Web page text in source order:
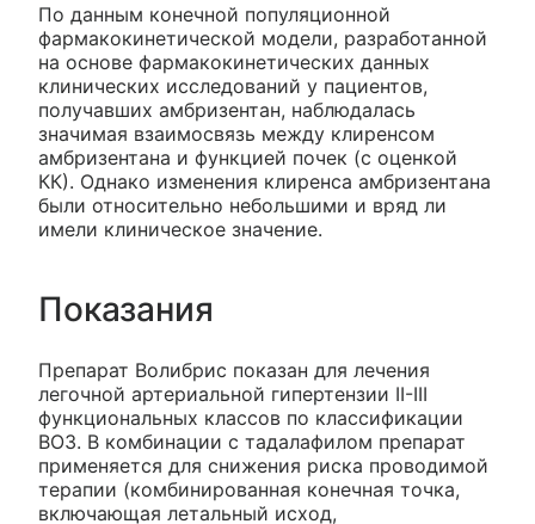
По данным конечной популяционной
фармакокинетической модели, разработанной
на основе фармакокинетических данных
клинических исследований у пациентов,
получавших амбризентан, наблюдалась
значимая взаимосвязь между клиренсом
амбризентана и функцией почек (с оценкой
КК). Однако изменения клиренса амбризентана
были относительно небольшими и вряд ли
имели клиническое значение.
Показания
Препарат Волибрис показан для лечения
легочной артериальной гипертензии II-III
функциональных классов по классификации
ВОЗ. В комбинации с тадалафилом препарат
применяется для снижения риска проводимой
терапии (комбинированная конечная точка,
включающая летальный исход,